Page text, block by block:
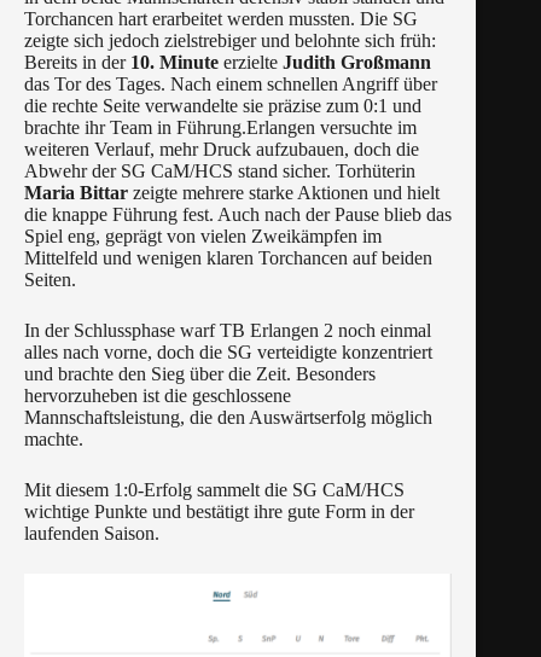
Torchancen hart erarbeitet werden mussten. Die SG
zeigte sich jedoch zielstrebiger und belohnte sich früh:
Bereits in der 10. Minute erzielte Judith Großmann
das Tor des Tages. Nach einem schnellen Angriff über
die rechte Seite verwandelte sie präzise zum 0:1 und
brachte ihr Team in Führung.Erlangen versuchte im
weiteren Verlauf, mehr Druck aufzubauen, doch die
Abwehr der SG CaM/HCS stand sicher. Torhüterin
Maria Bittar zeigte mehrere starke Aktionen und hielt
die knappe Führung fest. Auch nach der Pause blieb das
Spiel eng, geprägt von vielen Zweikämpfen im
Mittelfeld und wenigen klaren Torchancen auf beiden
Seiten.
In der Schlussphase warf TB Erlangen 2 noch einmal
alles nach vorne, doch die SG verteidigte konzentriert
und brachte den Sieg über die Zeit. Besonders
hervorzuheben ist die geschlossene
Mannschaftsleistung, die den Auswärtserfolg möglich
machte.
Mit diesem 1:0‑Erfolg sammelt die SG CaM/HCS
wichtige Punkte und bestätigt ihre gute Form in der
laufenden Saison.